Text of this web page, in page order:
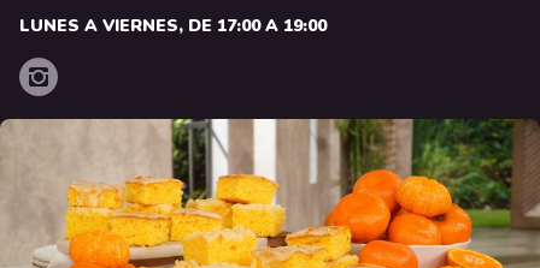
LUNES A VIERNES, DE 17:00 A 19:00